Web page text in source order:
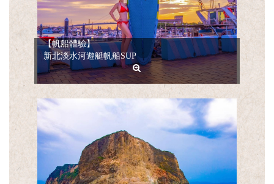
【帆船體驗】
新北淡水河遊艇帆船SUP